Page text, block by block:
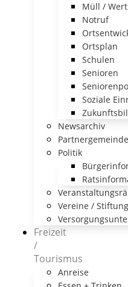
Müll /
Notruf
Ortsplan
Schulen
Senioren
Soziale
Newsarchiv
Politik
Vereine /
Freizeit
/
Tourismus
Anreise